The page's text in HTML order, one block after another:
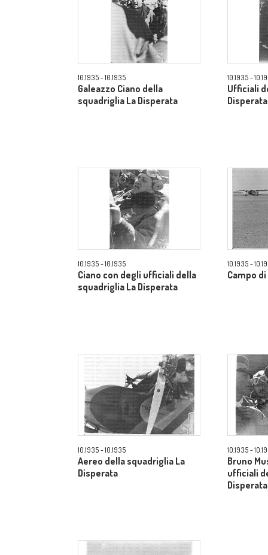
10.1935 - 10.1935
Galeazzo Ciano della
squadriglia La Disperata
10.1935 -
Ufficiali
Disperata
10.1935 - 10.1935
Ciano con degli ufficiali della
squadriglia La Disperata
10.1935 -
Campo
10.1935 - 10.1935
Aereo della squadriglia La
Disperata
10.1935 -
Bruno
ufficiali
Disperata